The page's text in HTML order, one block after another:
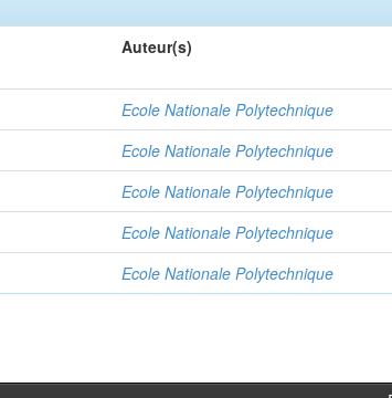
Auteur(s)
Ecole Nationale Polytechnique
Ecole Nationale Polytechnique
Ecole Nationale Polytechnique
Ecole Nationale Polytechnique
Ecole Nationale Polytechnique